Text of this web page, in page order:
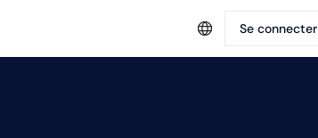
Se connecter